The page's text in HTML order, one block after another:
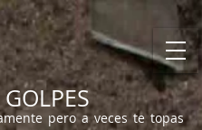
pero a veces te topas